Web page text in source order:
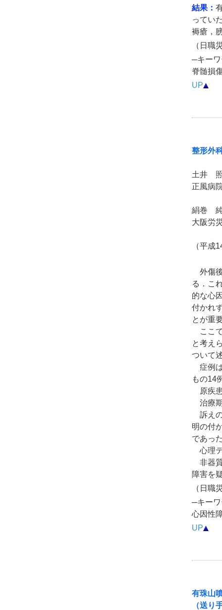
結果：
ってい
褥瘡，
（日職
─キー
脊髄損
UP
整形外
土井
正風病
絹巻
大阪労
（平成
外傷後
る．こ
的な心
付かれ
とが重
ここで
と考え
ついて
症例は
もの14
原疾患
治療期
訴えの
明の付
であっ
心理テ
非器質
障害を
（日職
─キー
心因性
UP
有珠山
（送り